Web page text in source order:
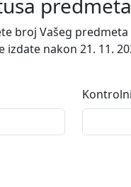
broj Vašeg
izdate nakon 21. 11.